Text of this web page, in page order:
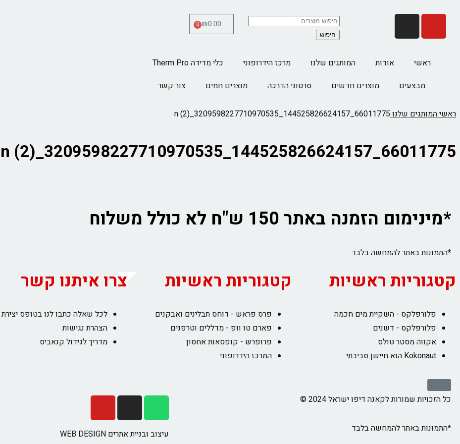
חיפוש
₪0.00
0
ראשי אודות המותגים שלנו מרכז הידרופוני
כלי מדידה Therm Pro
מבצעים
מוצרים חדשים סרטוני הדרכה מוצרים חמים צור קשר
ראשיהמותגים שלנו 66011775_144525826624157_3209598227710970535_n (2)
66011775_144525826624157_3209598227710970535_n (2)
*מינימום הזמנה באתר 150 ש"ח לא כולל משלוח
*התמונות באתר להמחשה בלבד
קטגוריות ראשיות
פלורפלקס - השקיית מים חכמה
פלורפלקס - דשנים
אקווה מסטר טולס
Kokonaut הוא חיישן סביבתי
קטגוריות ראשיות
פרס פראש - דוחס תבלינים ואבקנים
פארם טו וופ - מדללים וטרפנים
פרופרש - קופסאות אחסון
המרכז הידרופוני
צרו איתנו קשר
לכל שאלה כתבו לנו בטופס
הצהרת נגישות
מדריך לגידול קנאביס
כל הזכויות שמורות לקאנה דיפו ישראל 2024 ©
*התמונות באתר להמחשה בלבד עיצוב ובניית אתרים WEB DESIGN